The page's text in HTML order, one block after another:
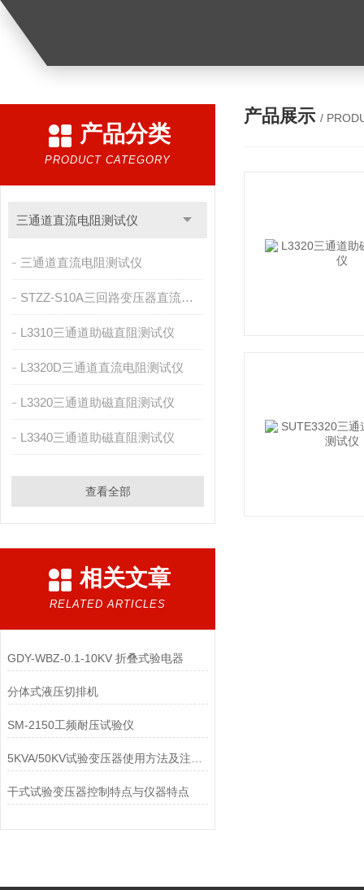
产品分类
PRODUCT CATEGORY
三通道直流电阻测试仪
三通道直流电阻测试仪
STZZ-S10A三回路变压器直流电阻测试仪
L3310三通道助磁直阻测试仪
L3320D三通道直流电阻测试仪
L3320三通道助磁直阻测试仪
L3340三通道助磁直阻测试仪
查看全部
相关文章
RELATED ARTICLES
GDY-WBZ-0.1-10KV 折叠式验电器
分体式液压切排机
SM-2150工频耐压试验仪
干式试验变压器控制特点与仪器特点
产品展示 /